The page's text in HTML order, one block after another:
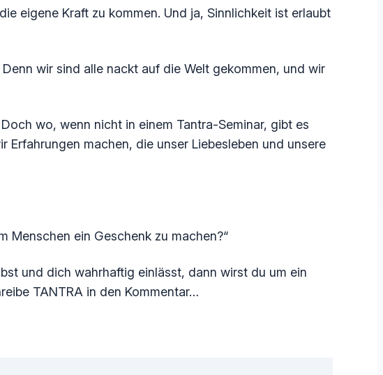
eigene Kraft zu kommen. Und ja, Sinnlichkeit ist erlaubt
wir sind alle nackt auf die Welt gekommen, und wir
wo, wenn nicht in einem Tantra-Seminar, gibt es
machen, die unser Liebesleben und unsere
Menschen ein Geschenk zu machen?“
und dich wahrhaftig einlässt, dann wirst du um ein
TANTRA in den Kommentar…